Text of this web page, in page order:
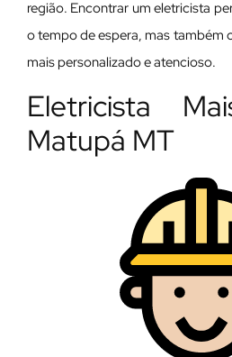
região. Encontrar um eletricista
o tempo de espera, mas também
mais personalizado e atencioso.
Eletricista
Matupá MT